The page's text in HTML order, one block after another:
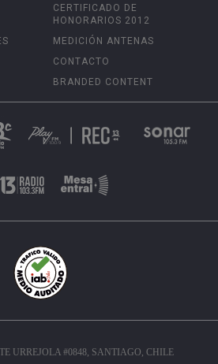
CERTIFICADO DE
HONORARIOS 2012
MEDICIÓN ANTENAS
CONTACTO
BRANDED CONTENT
URREJOLA #0848, SANTIAGO, CHILE